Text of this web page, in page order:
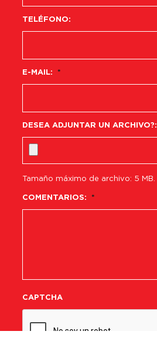
TELÉFONO:
E-MAIL: *
DESEA ADJUNTAR UN ARCHIVO?:
Tamaño máximo de archivo: 5 MB.
COMENTARIOS: *
CAPTCHA